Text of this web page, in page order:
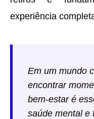
experiência
Em um mundo
encontrar
bem-estar é
saúde mental e